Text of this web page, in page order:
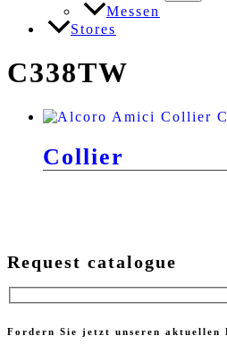
Messen
Stores
C338TW
Collier
Request catalogue
Fordern Sie jetzt unseren aktuellen